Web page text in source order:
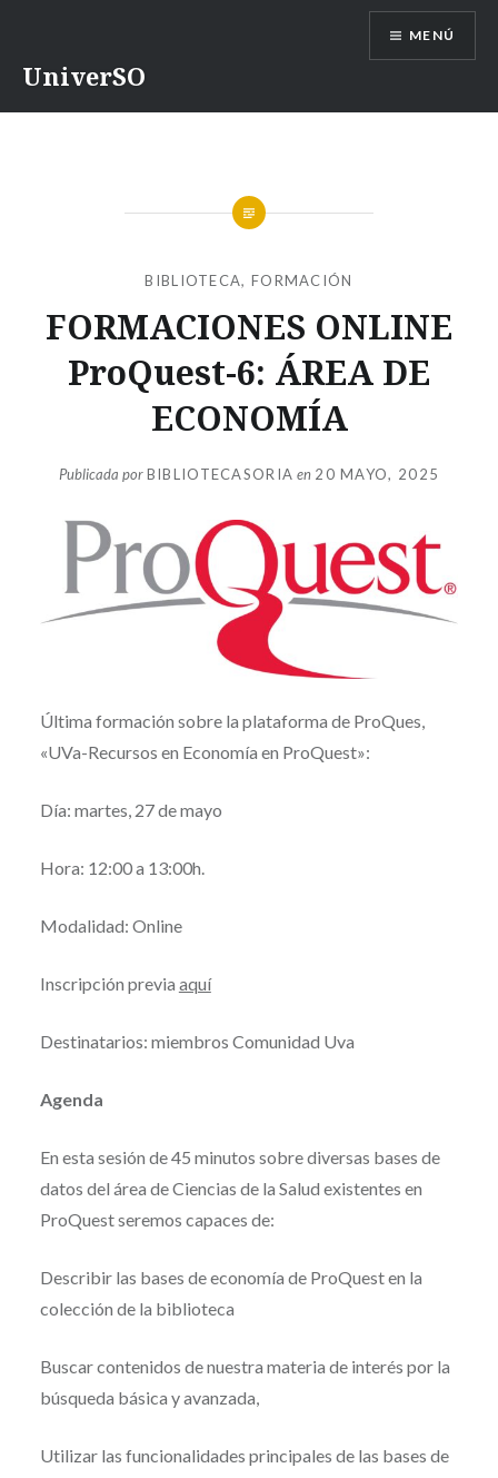
UniverSO
MENÚ
BIBLIOTECA, FORMACIÓN
FORMACIONES ONLINE
ProQuest-6: ÁREA DE
ECONOMÍA
Publicada porBIBLIOTECASORIA en 20 MAYO, 2025
Última formación sobre la plataforma de ProQues,
«UVa-Recursos en Economía en ProQuest»:
Día: martes, 27 de mayo
Hora: 12:00 a 13:00h.
Modalidad: Online
Inscripción previa aquí
Destinatarios: miembros Comunidad Uva
Agenda
En esta sesión de 45 minutos sobre diversas bases de
datos del área de Ciencias de la Salud existentes en
ProQuest seremos capaces de:
Describir las bases de economía de ProQuest en la
colección de la biblioteca
Buscar contenidos de nuestra materia de interés por la
búsqueda básica y avanzada,
Utilizar las funcionalidades principales de las bases de